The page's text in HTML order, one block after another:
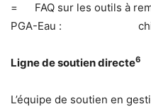
= FAQ sur les outils à
PGA-Eau : chiffrier
Ligne de soutien directe6
L’équipe de soutien en